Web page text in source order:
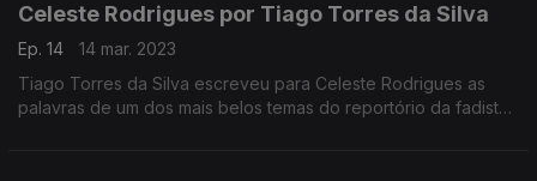
Celeste Rodrigues por Tiago Torres da Silva
Ep. 14
14 mar. 2023
Tiago Torres da Silva escreveu para Celeste Rodrigues as
palavras de um dos mais belos temas do reportório da fadista,